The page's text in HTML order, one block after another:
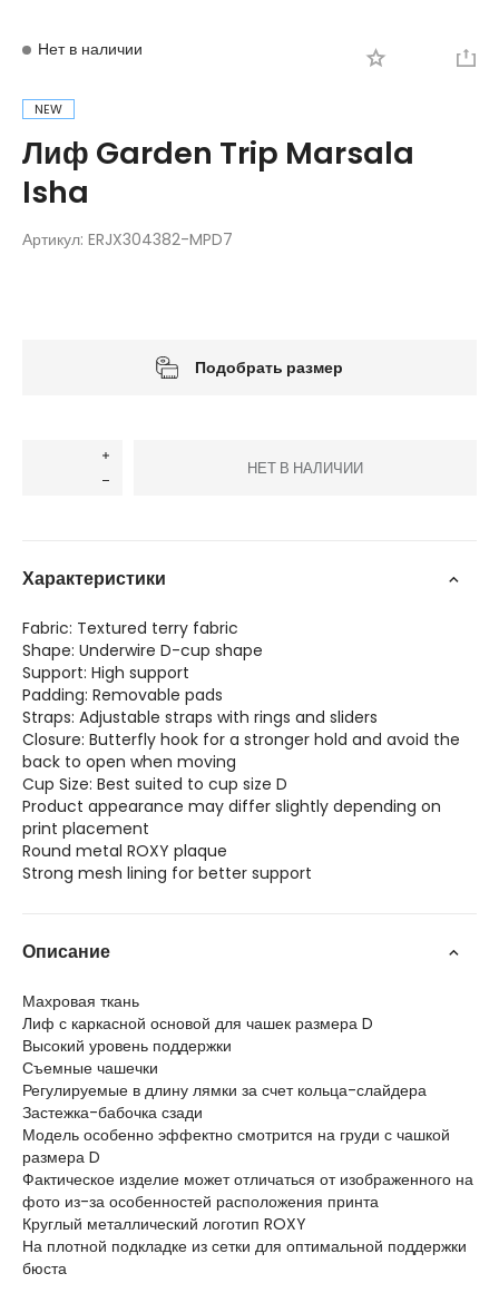
Нет в наличии
NEW
Лиф Garden Trip Marsala
Isha
Артикул: ERJX304382-MPD7
Подобрать размер
НЕТ В НАЛИЧИИ
Характеристики
Fabric: Textured terry fabric
Shape: Underwire D-cup shape
Support: High support
Padding: Removable pads
Straps: Adjustable straps with rings and sliders
Closure: Butterfly hook for a stronger hold and avoid the
back to open when moving
Cup Size: Best suited to cup size D
Product appearance may differ slightly depending on
print placement
Round metal ROXY plaque
Strong mesh lining for better support
Описание
Махровая ткань
Лиф с каркасной основой для чашек размера D
Высокий уровень поддержки
Съемные чашечки
Регулируемые в длину лямки за счет кольца-слайдера
Застежка-бабочка сзади
Модель особенно эффектно смотрится на груди с чашкой
размера D
Фактическое изделие может отличаться от изображенного на
фото из-за особенностей расположения принта
Круглый металлический логотип ROXY
На плотной подкладке из сетки для оптимальной поддержки
бюста